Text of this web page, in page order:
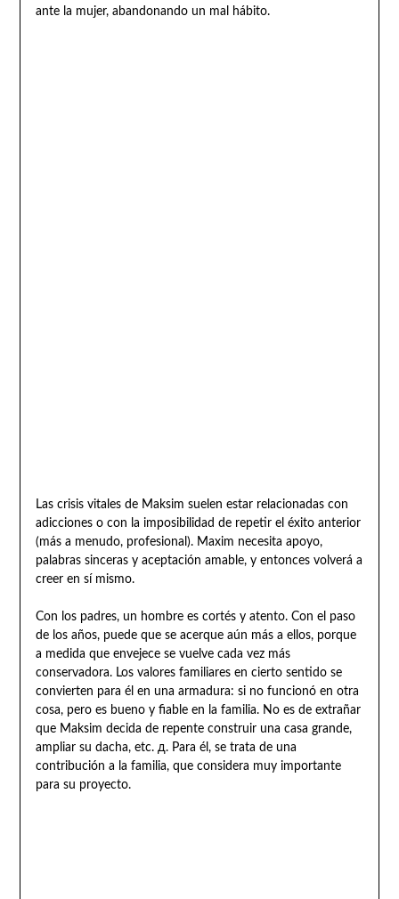
ante la mujer, abandonando un mal hábito.
Las crisis vitales de Maksim suelen estar relacionadas con
adicciones o con la imposibilidad de repetir el éxito anterior
(más a menudo, profesional). Maxim necesita apoyo,
palabras sinceras y aceptación amable, y entonces volverá a
creer en sí mismo.
Con los padres, un hombre es cortés y atento. Con el paso
de los años, puede que se acerque aún más a ellos, porque
a medida que envejece se vuelve cada vez más
conservadora. Los valores familiares en cierto sentido se
convierten para él en una armadura: si no funcionó en otra
cosa, pero es bueno y fiable en la familia. No es de extrañar
que Maksim decida de repente construir una casa grande,
ampliar su dacha, etc. д. Para él, se trata de una
contribución a la familia, que considera muy importante
para su proyecto.